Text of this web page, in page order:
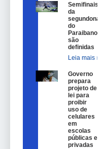
Semifinais
da
segundona
do
Paraibano
são
definidas
Leia mais »
Governo
prepara
projeto de
lei para
proibir
uso de
celulares
em
escolas
públicas e
privadas